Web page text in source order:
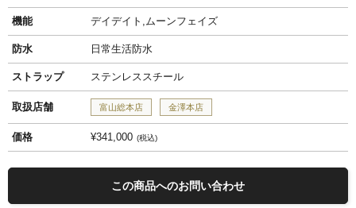
機能 デイデイト,ムーンフェイズ
防水 日常生活防水
ストラップ ステンレススチール
取扱店舗 富山総本店 金澤本店
価格 ¥341,000 税込
この商品へのお問い合わせ